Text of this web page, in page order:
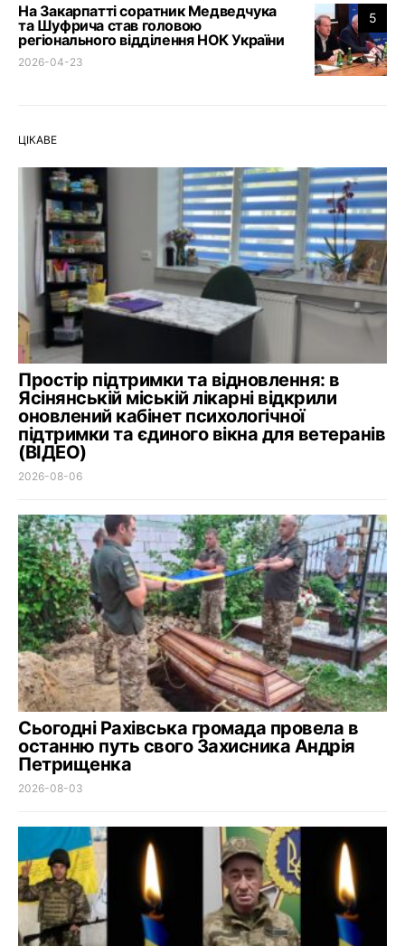
5
На Закарпатті соратник Медведчука
та Шуфрича став головою
регіонального відділення НОК України
2026-04-23
ЦІКАВЕ
Простір підтримки та відновлення: в
Ясінянській міській лікарні відкрили
оновлений кабінет психологічної
підтримки та єдиного вікна для ветеранів
(ВІДЕО)
2026-08-06
Сьогодні Рахівська громада провела в
останню путь свого Захисника Андрія
Петрищенка
2026-08-03